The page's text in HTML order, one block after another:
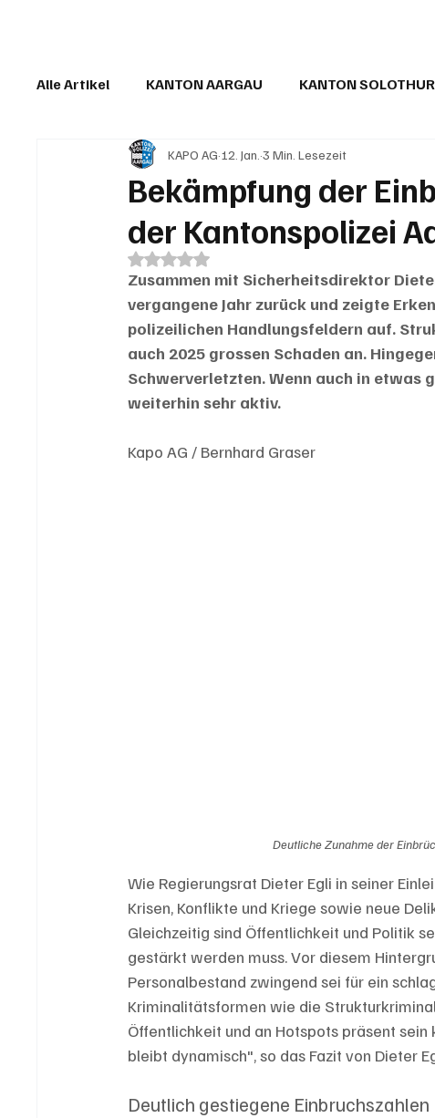
Alle Artikel KANTON AARGAU KANTON
IN EIGENER SACHE KOMMENTARE
Bekämpfung der
der Kantonspolizei
KAPO AG 12. Jan. 3 Min. Lesezeit
Mit NaN von 5 Sternen bewertet.
Zusammen mit Sicherheitsdirektor
vergangene Jahr zurück und zeigte
polizeilichen Handlungsfeldern auf.
auch 2025 grossen Schaden an.
Schwerverletzten. Wenn auch in etwas
weiterhin sehr aktiv.
Kapo AG / Bernhard Graser
Deutliche Zunahme der
Wie Regierungsrat Dieter Egli in seiner
Krisen, Konflikte und Kriege sowie neue
Gleichzeitig sind Öffentlichkeit und Politik
gestärkt werden muss. Vor diesem
Personalbestand zwingend sei für ein
Kriminalitätsformen wie die
Öffentlichkeit und an Hotspots präsent
bleibt dynamisch", so das Fazit von Dieter
Deutlich gestiegene Einbruchszahlen